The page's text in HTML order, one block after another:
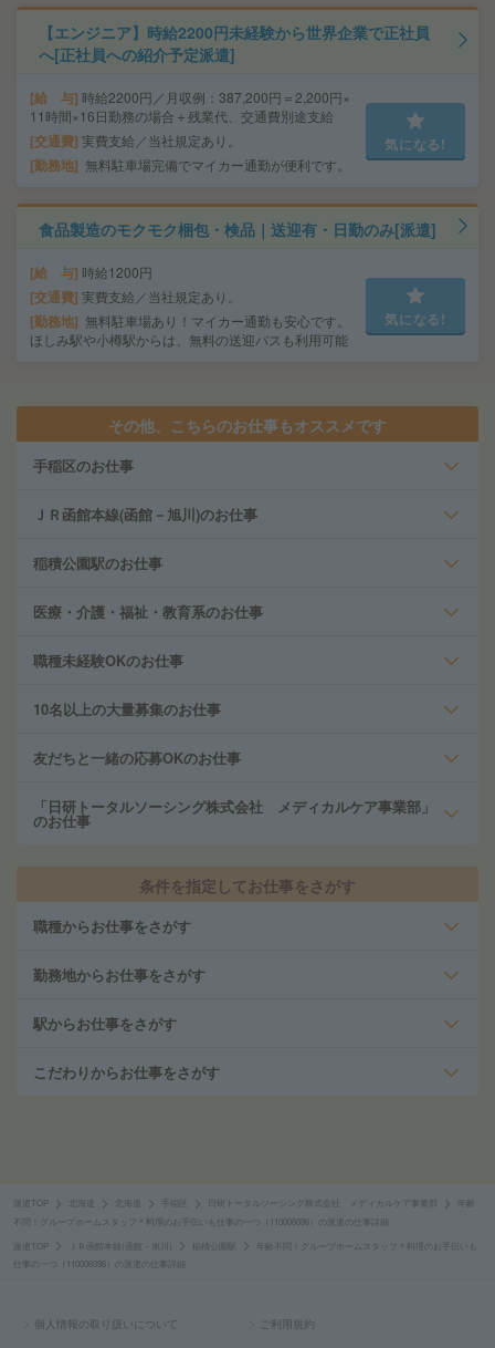
【エンジニア】時給2200円未経験から世界企業で正社員
へ[正社員への紹介予定派遣]
給 与 時給2200円／月収例：387,200円＝2,200円×
11時間×16日勤務の場合＋残業代、交通費別途支給
交通費 実費支給／当社規定あり。
勤務地 無料駐車場完備でマイカー通勤が便利です。
気になる!
食品製造のモクモク梱包・検品｜送迎有・日勤のみ[派遣]
給 与 時給1200円
交通費 実費支給／当社規定あり。
勤務地 無料駐車場あり！マイカー通勤も安心です。
ほしみ駅や小樽駅からは、無料の送迎バスも利用可能
気になる!
その他、こちらのお仕事もオススメです
手稲区のお仕事
ＪＲ函館本線(函館－旭川)のお仕事
稲積公園駅のお仕事
医療・介護・福祉・教育系のお仕事
職種未経験OKのお仕事
10名以上の大量募集のお仕事
友だちと一緒の応募OKのお仕事
「日研トータルソーシング株式会社 メディカルケア事業部」
のお仕事
条件を指定してお仕事をさがす
職種からお仕事をさがす
勤務地からお仕事をさがす
駅からお仕事をさがす
こだわりからお仕事をさがす
派遣TOP 北海道 北海道 手稲区 日研トータルソーシング株式会社 メディカルケア事業部
年齢
不問！グループホームスタッフ＊料理のお手伝いも仕事の一つ（110006096）の派遣の仕事詳細
派遣TOP ＪＲ函館本線(函館－旭川) 稲積公園駅
年齢不問！グループホームスタッフ＊料理のお手伝いも
仕事の一つ（110006096）の派遣の仕事詳細
個人情報の取り扱いについて ご利用規約